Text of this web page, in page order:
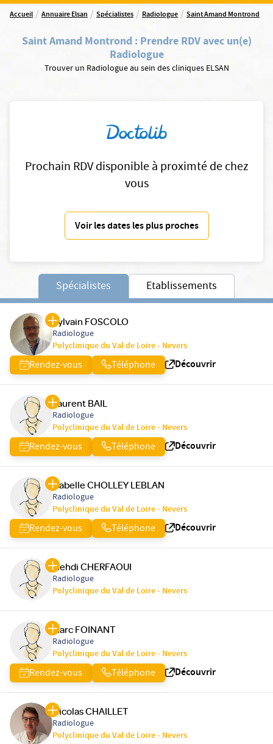
Accueil / Annuaire Elsan / Spécialistes / Radiologue / Saint Amand Montrond
Saint Amand Montrond : Prendre RDV avec un(e)
Radiologue
Trouver un Radiologue au sein des cliniques ELSAN
Prochain RDV disponible à proximté de chez
vous
Voir les dates les plus proches
Spécialistes Etablissements
Sylvain FOSCOLO
Radiologue
Polyclinique du Val de Loire - Nevers
Rendez-vous Téléphone Découvrir
Laurent BAIL
Radiologue
Polyclinique du Val de Loire - Nevers
Rendez-vous Téléphone Découvrir
Isabelle CHOLLEY LEBLAN
Radiologue
Polyclinique du Val de Loire - Nevers
Rendez-vous Téléphone Découvrir
Mehdi CHERFAOUI
Radiologue
Polyclinique du Val de Loire - Nevers
Marc FOINANT
Radiologue
Polyclinique du Val de Loire - Nevers
Rendez-vous Téléphone Découvrir
Nicolas CHAILLET
Radiologue
Polyclinique du Val de Loire - Nevers